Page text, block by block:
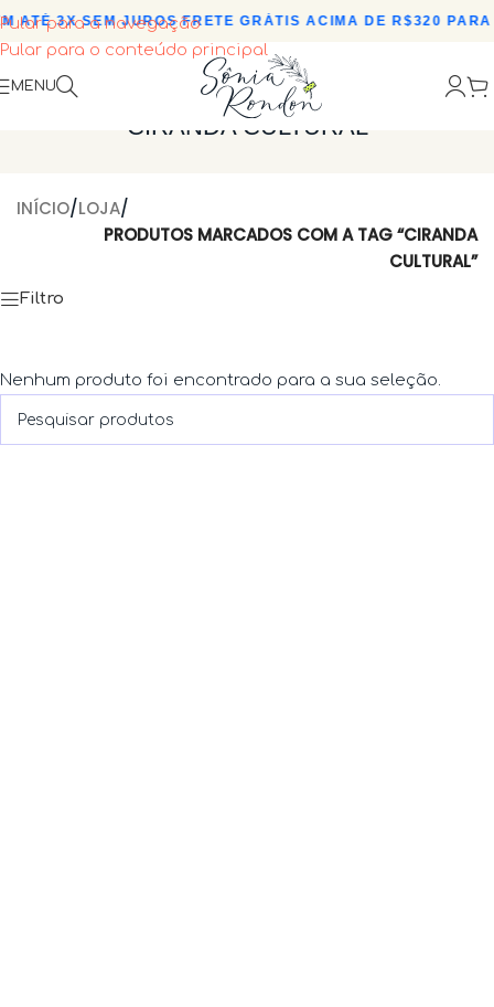
Pular para a navegação
Pular para o conteúdo principal
ATÉ 3X SEM JUROS•FRETE GRÁTIS ACIMA DE R$320 PARA
MENU
CIRANDA CULTURAL
INÍCIO/LOJA/
PRODUTOS MARCADOS COM A TAG “CIRANDA
CULTURAL”
Filtro
Nenhum produto foi encontrado para a sua seleção.